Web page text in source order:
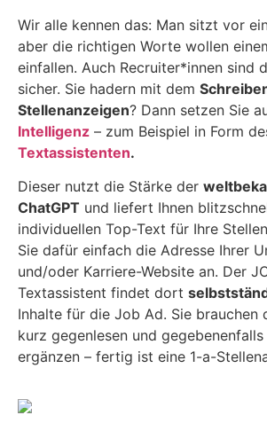
Wir alle kennen das: Man sitzt vor
aber die richtigen Worte wollen
einfallen. Auch Recruiter*innen sind
sicher. Sie hadern mit dem
Stellenanzeigen? Dann setzen Sie
Intelligenz – zum Beispiel in Form
Textassistenten.
Dieser nutzt die Stärke der
ChatGPT und liefert Ihnen
individuellen Top-Text für Ihre
Sie dafür einfach die Adresse Ihrer
und/oder Karriere-Website an. Der
Textassistent findet dort
Inhalte für die Job Ad. Sie brauchen
kurz gegenlesen und
ergänzen – fertig ist eine 1-a-